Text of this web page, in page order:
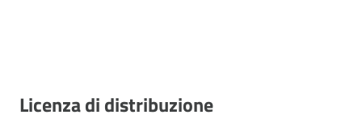
Descrizione
Licenza di distribuzione